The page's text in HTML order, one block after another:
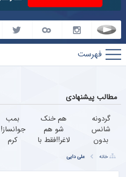
پارس
فوتبال
مطالب پیشنهادی
گردونه
شانس
بدون
PS5 تا
آیفون17
هم خنک
شو هم
لاغر!!فقط با
سبز(فروش
ویژه فقط
بمب
جوانساز!
کرم
اسپیرولینا50%تخفیف
خانه علی دایی